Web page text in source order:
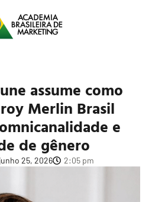
assume como
Merlin Brasil
e
de gênero
junho 25, 2026 2:05 pm